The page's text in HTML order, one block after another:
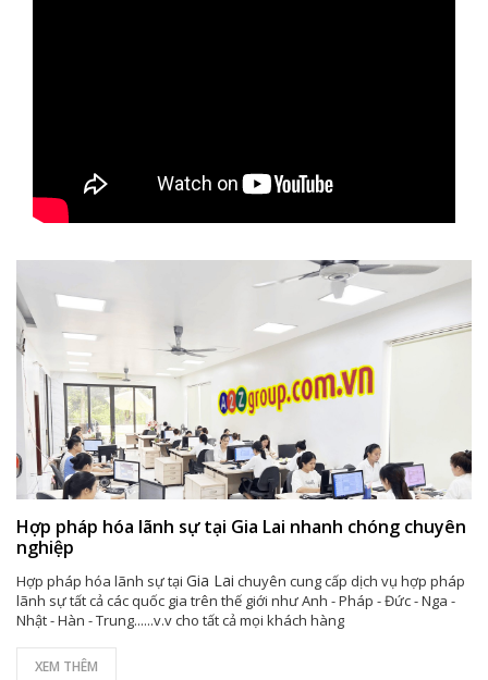
Hợp pháp hóa lãnh sự tại Gia Lai nhanh chóng chuyên
nghiệp
Hợp pháp hóa lãnh sự tại Gia Lai chuyên cung cấp dịch vụ hợp pháp
lãnh sự tất cả các quốc gia trên thế giới như Anh - Pháp - Đức - Nga -
Nhật - Hàn - Trung......v.v cho tất cả mọi khách hàng
XEM THÊM